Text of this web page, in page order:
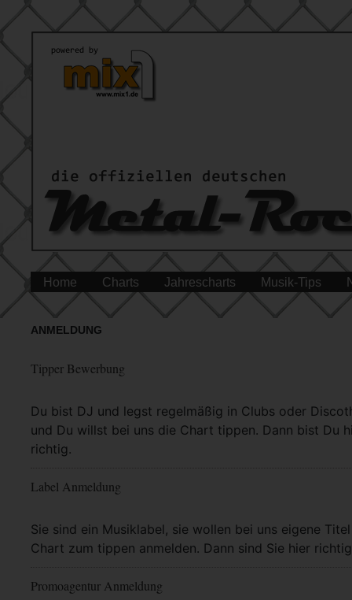
Home Charts Jahrescharts Musik-Tips
ANMELDUNG
Tipper Bewerbung
Du bist DJ und legst regelmäßig in Clubs oder
und Du willst bei uns die Chart tippen. Dann bist Du
richtig.
Mehr Info
Label Anmeldung
Sie sind ein Musiklabel, sie wollen bei uns eigene
Chart zum tippen anmelden. Dann sind Sie hier
Mehr Info
Promoagentur Anmeldung
Mehr Info